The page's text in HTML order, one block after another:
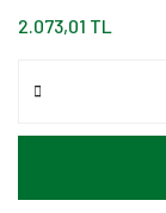
2.073,01 TL